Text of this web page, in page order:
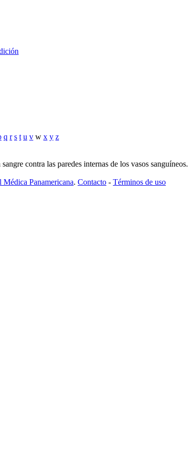
q r s t u v w x y z
contra las paredes internas de los vasos sanguíneos.
Médica Panamericana. Contacto - Términos de uso